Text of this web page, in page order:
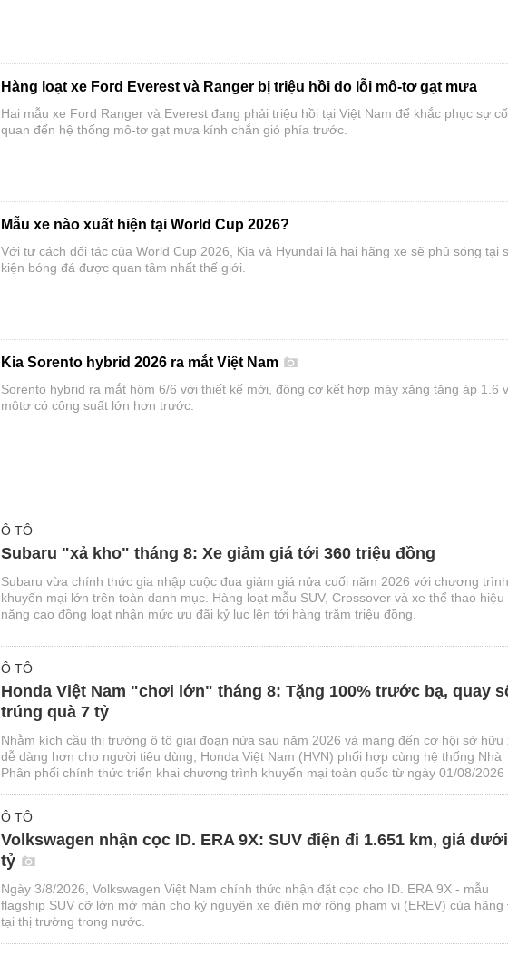
Hàng loạt xe Ford Everest và Ranger bị triệu hồi do lỗi mô-tơ gạt mưa
Hai mẫu xe Ford Ranger và Everest đang phải triệu hồi tại Việt Nam để khắc phục sự
quan đến hệ thống mô-tơ gạt mưa kính chắn gió phía trước.
Mẫu xe nào xuất hiện tại World Cup 2026?
Với tư cách đối tác của World Cup 2026, Kia và Hyundai là hai hãng xe sẽ phủ sóng tại
kiện bóng đá được quan tâm nhất thế giới.
Kia Sorento hybrid 2026 ra mắt Việt Nam
Sorento hybrid ra mắt hôm 6/6 với thiết kế mới, động cơ kết hợp máy xăng tăng áp 1.6
môtơ có công suất lớn hơn trước.
Ô TÔ
Subaru "xả kho" tháng 8: Xe giảm giá tới 360 triệu đồng
Subaru vừa chính thức gia nhập cuộc đua giảm giá nửa cuối năm 2026 với chương trình
khuyến mại lớn trên toàn danh mục. Hàng loạt mẫu SUV, Crossover và xe thể thao hiệu
năng cao đồng loạt nhận mức ưu đãi kỷ lục lên tới hàng trăm triệu đồng.
Ô TÔ
Honda Việt Nam "chơi lớn" tháng 8: Tặng 100% trước bạ, quay
trúng quà 7 tỷ
Nhằm kích cầu thị trường ô tô giai đoạn nửa sau năm 2026 và mang đến cơ hội sở hữu
dễ dàng hơn cho người tiêu dùng, Honda Việt Nam (HVN) phối hợp cùng hệ thống Nhà
Phân phối chính thức triển khai chương trình khuyến mại toàn quốc từ ngày 01/08/2026
Ô TÔ
Volkswagen nhận cọc ID. ERA 9X: SUV điện đi 1.651 km, giá
tỷ
Ngày 3/8/2026, Volkswagen Việt Nam chính thức nhận đặt cọc cho ID. ERA 9X - mẫu
flagship SUV cỡ lớn mở màn cho kỷ nguyên xe điện mở rộng phạm vi (EREV) của
tại thị trường trong nước.